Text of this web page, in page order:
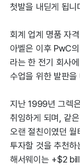
첫발을 내딛게 됩니
회계 업계 명품 자
아벨은 이후 PwC
라는 한 전기 회사
수업을 위한 발판을
지난 1999년 그렉
취임하게 되며, 같
오랜 절친이였던 월
투자할 것을 추천하
해서웨이는 +$2